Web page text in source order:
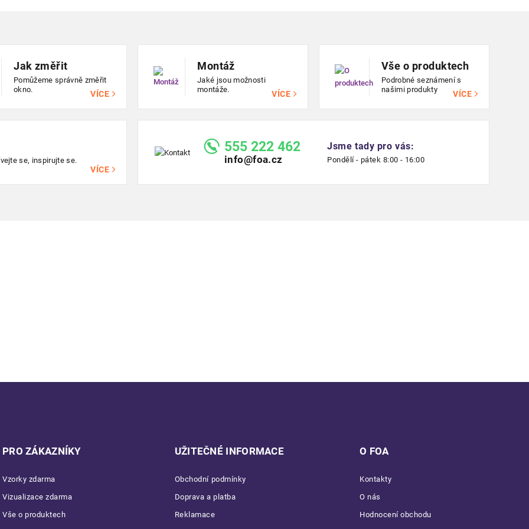
Jak změřit
Pomůžeme správně změřit
okno.
VÍCE
Montáž
Jaké jsou možnosti
montáže.
VÍCE
Vše o produktech
Podrobné seznámení s
našimi produkty
VÍCE
se, inspirujte se.
VÍCE
555 222 462
info@foa.cz
Jsme tady pro vás:
Pondělí - pátek 8:00 - 16:00
PRO ZÁKAZNÍKY
Vzorky zdarma
Vizualizace zdarma
Vše o produktech
UŽITEČNÉ INFORMACE
Obchodní podmínky
Doprava a platba
Reklamace
O FOA
Kontakty
O nás
Hodnocení obchodu